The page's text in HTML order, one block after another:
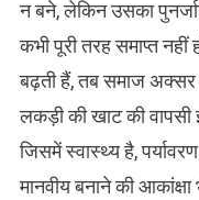
न बने, लेकिन उसका
कभी पूरी तरह समाप्त
बढ़ती हैं, तब समाज अक्सर
लकड़ी की खाट की
जिसमें स्वास्थ्य है,
मानवीय बनाने की आकांक्षा